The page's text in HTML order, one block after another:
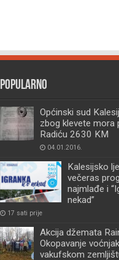
Popularno
Općinski sud
zbog klevete mora
Radiću 2630 KM
04.01.2016.
Kalesijsko
večeras
najmlađe i
nekad”
17 sati prije
Akcija džemata
Okopavanje
vakufskom